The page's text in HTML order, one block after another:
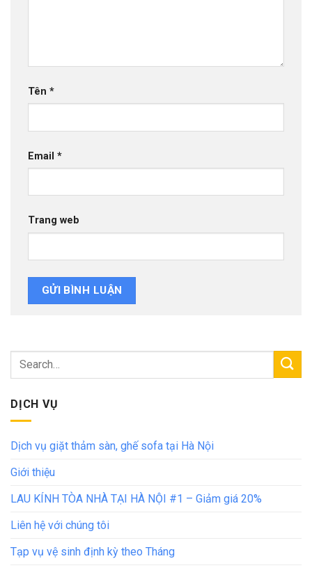
Tên *
Email *
Trang web
DỊCH VỤ
Dịch vụ giặt thảm sàn, ghế sofa tại Hà Nội
Giới thiệu
LAU KÍNH TÒA NHÀ TẠI HÀ NỘI #1 – Giảm giá 20%
Liên hệ với chúng tôi
Tạp vụ vệ sinh định kỳ theo Tháng